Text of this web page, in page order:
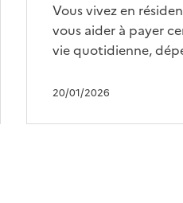
20/01/2026
Vous vivez en
vous aider à payer
vie quotidienne,